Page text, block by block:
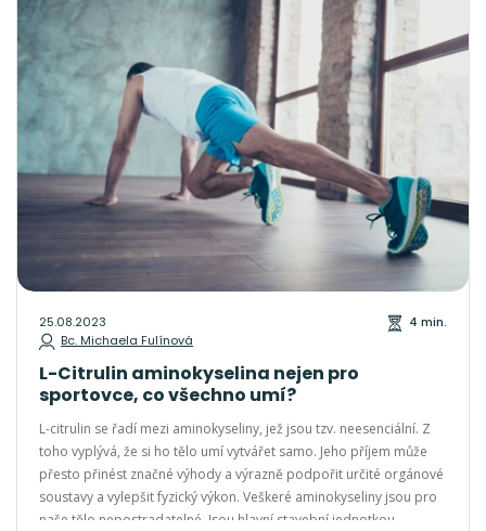
25.08.2023
Bc. Michaela Fulínová
4 min.
L-Citrulin aminokyselina nejen pro
sportovce, co všechno umí?
L-citrulin se řadí mezi aminokyseliny, jež jsou tzv. neesenciální. Z
toho vyplývá, že si ho tělo umí vytvářet samo. Jeho příjem může
přesto přinést značné výhody a výrazně podpořit určité orgánové
soustavy a vylepšit fyzický výkon. Veškeré aminokyseliny jsou pro
naše tělo nepostradatelné. Jsou hlavní stavební jednotkou